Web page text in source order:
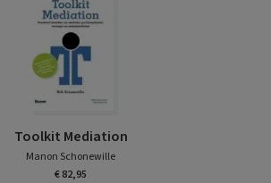
Toolkit Mediation
Manon Schonewille
€ 82,95